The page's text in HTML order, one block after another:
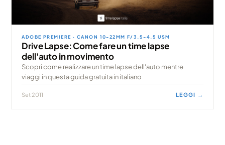
ADOBE PREMIERE · CANON 10-22MM F/3.5-4.5 USM
Drive Lapse: Come fare un time lapse
dell'auto in movimento
Scopri come realizzare un time lapse dell'auto mentre
viaggi in questa guida gratuita in italiano
Set 2011 LEGGI →